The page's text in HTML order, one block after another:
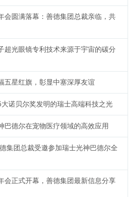
会圆满落幕：善德集团总裁亲临，共
光眼镜专利技术来源于宇宙的碳分
五星红旗，彰显中塞深厚友谊
诺贝尔奖发明的瑞士高端科技之光
德尔在宠物医疗领域的高效应用
集团总裁受邀参加瑞士光神巴德尔全
会正式开幕，善德集团最新信息分享